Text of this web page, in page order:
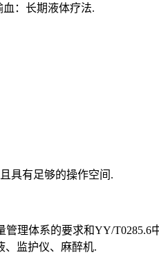
：长期液体疗法.
具有足够的操作空间.
理体系的要求和YY/
、监护仪、麻醉机.